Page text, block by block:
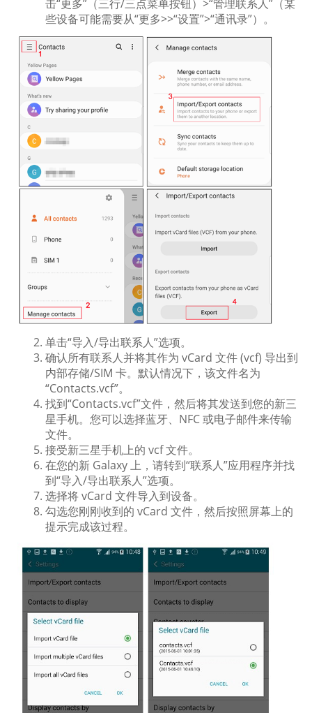
击“更多”（三行/三点菜单按钮）>“管理联系人”（某
些设备可能需要从“更多>>“设置”>“通讯录”）。
单击“导入/导出联系人”选项。
确认所有联系人并将其作为 vCard 文件 (vcf) 导出到
内部存储/SIM 卡。默认情况下，该文件名为
“Contacts.vcf”。
找到“Contacts.vcf”文件，然后将其发送到您的新三
星手机。您可以选择蓝牙、NFC 或电子邮件来传输
文件。
接受新三星手机上的 vcf 文件。
在您的新 Galaxy 上，请转到“联系人”应用程序并找
到“导入/导出联系人”选项。
选择将 vCard 文件导入到设备。
勾选您刚刚收到的 vCard 文件，然后按照屏幕上的
提示完成该过程。